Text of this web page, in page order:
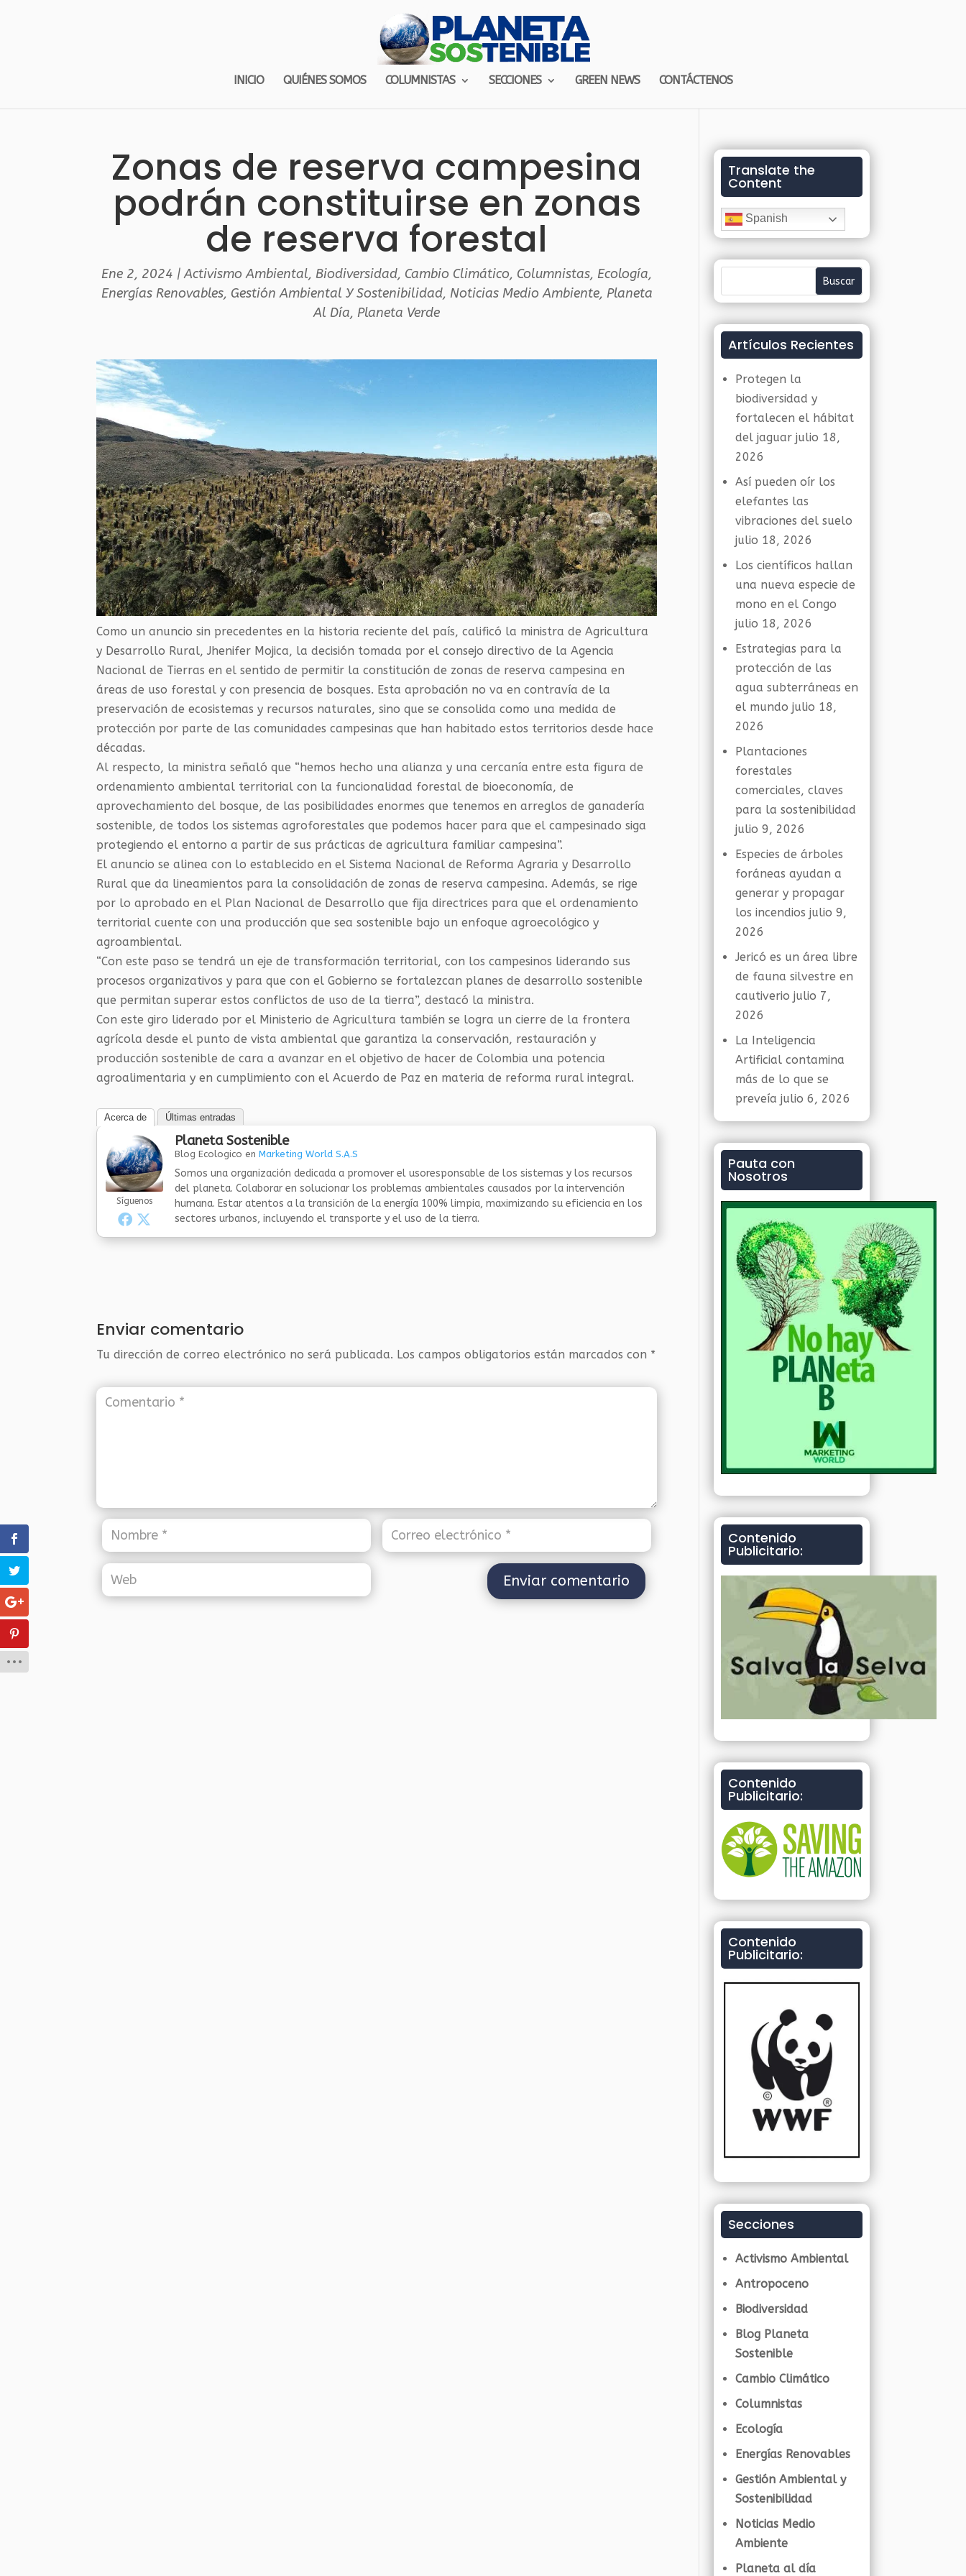
INICIO QUIÉNES SOMOS COLUMNISTAS SECCIONES GREEN NEWS CONTÁCTENOS
Zonas de reserva campesina
podrán constituirse en zonas
de reserva forestal
Ene 2, 2024 |Activismo Ambiental, Biodiversidad, Cambio Climático, Columnistas,Ecología,
Energías Renovables, Gestión Ambiental Y Sostenibilidad, Noticias Medio Ambiente, Planeta
Al Día,Planeta Verde
Como un anuncio sin precedentes en la historia reciente del país, calificó la ministra de Agricultura
y Desarrollo Rural, Jhenifer Mojica, la decisión tomada por el consejo directivo de la Agencia
Nacional de Tierras en el sentido de permitir la constitución de zonas de reserva campesina en
áreas de uso forestal y con presencia de bosques. Esta aprobación no va en contravía de la
preservación de ecosistemas y recursos naturales, sino que se consolida como una medida de
protección por parte de las comunidades campesinas que han habitado estos territorios desde hace
décadas.
Al respecto, la ministra señaló que “hemos hecho una alianza y una cercanía entre esta figura de
ordenamiento ambiental territorial con la funcionalidad forestal de bioeconomía, de
aprovechamiento del bosque, de las posibilidades enormes que tenemos en arreglos de ganadería
sostenible, de todos los sistemas agroforestales que podemos hacer para que el campesinado siga
protegiendo el entorno a partir de sus prácticas de agricultura familiar campesina”.
El anuncio se alinea con lo establecido en el Sistema Nacional de Reforma Agraria y Desarrollo
Rural que da lineamientos para la consolidación de zonas de reserva campesina. Además, se rige
por lo aprobado en el Plan Nacional de Desarrollo que fija directrices para que el ordenamiento
territorial cuente con una producción que sea sostenible bajo un enfoque agroecológico y
agroambiental.
“Con este paso se tendrá un eje de transformación territorial, con los campesinos liderando sus
procesos organizativos y para que con el Gobierno se fortalezcan planes de desarrollo sostenible
que permitan superar estos conflictos de uso de la tierra”, destacó la ministra.
Con este giro liderado por el Ministerio de Agricultura también se logra un cierre de la frontera
agrícola desde el punto de vista ambiental que garantiza la conservación, restauración y
producción sostenible de cara a avanzar en el objetivo de hacer de Colombia una potencia
agroalimentaria y en cumplimiento con el Acuerdo de Paz en materia de reforma rural integral.
Acerca de Últimas entradas
Síguenos
Planeta Sostenible
Blog Ecologico enMarketing World S.A.S
Somos una organización dedicada a promover el usoresponsable de los sistemas y los recursos
del planeta. Colaborar en solucionar los problemas ambientales causados por la intervención
humana. Estar atentos a la transición de la energía 100% limpia, maximizando su eficiencia en los
sectores urbanos, incluyendo el transporte y el uso de la tierra.
Enviar comentario
Tu dirección de correo electrónico no será publicada. Los campos obligatorios están marcados con *
Translate the
Content
Spanish
Artículos Recientes
Protegen la
biodiversidad y
fortalecen el hábitat
del jaguar julio 18,
2026
Así pueden oír los
elefantes las
vibraciones del suelo
julio 18, 2026
Los científicos hallan
una nueva especie de
mono en el Congo
julio 18, 2026
Estrategias para la
protección de las
agua subterráneas en
el mundo julio 18,
2026
Plantaciones
forestales
comerciales, claves
para la sostenibilidad
julio 9, 2026
Especies de árboles
foráneas ayudan a
generar y propagar
los incendios julio 9,
2026
Jericó es un área libre
de fauna silvestre en
cautiverio julio 7,
2026
La Inteligencia
Artificial contamina
más de lo que se
preveía julio 6, 2026
Pauta con
Nosotros
Contenido
Publicitario:
Contenido
Publicitario:
Contenido
Publicitario:
Secciones
Activismo Ambiental
Antropoceno
Biodiversidad
Blog Planeta
Sostenible
Cambio Climático
Columnistas
Ecología
Energías Renovables
Gestión Ambiental y
Sostenibilidad
Noticias Medio
Ambiente
Planeta al día